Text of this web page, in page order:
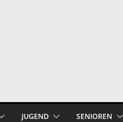
JUGEND SENIOREN